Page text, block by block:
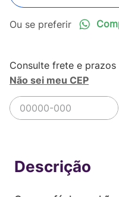
Não sei meu CEP
R$87,92
87,